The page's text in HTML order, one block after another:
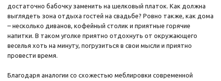
достаточно бабочку заменить на шелковый платок. Как должна
выглядеть зона отдыха гостей на свадьбе? Ровно также, как дома
– несколько диванов, кофейный столик и приятные горячие
напитки. В таком уголке приятно отдохнуть от окружающего
веселья хоть на минуту, погрузиться в свои мысли и приятно
провести время.
Благодаря аналогии со схожестью меблировки современной